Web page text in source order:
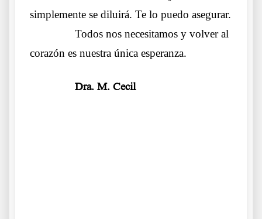
simplemente se diluirá. Te lo puedo asegurar.
Todos nos necesitamos y volver al
corazón es nuestra única esperanza.
Dra. M. Cecil